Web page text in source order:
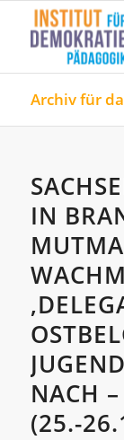
Archiv für
IN
ACH –
25.-